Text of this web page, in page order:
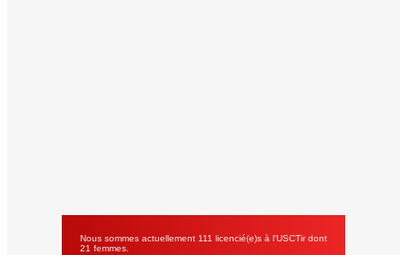
Nous sommes actuellement 111 licencié(e)s à l'USCTir dont
21 femmes.